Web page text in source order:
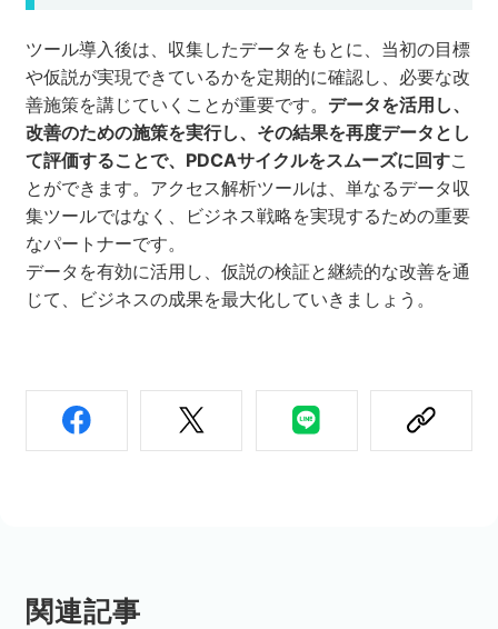
ツール導入後は、収集したデータをもとに、当初の目標
や仮説が実現できているかを定期的に確認し、必要な改
善施策を講じていくことが重要です。 データを活用し、
改善のための施策を実行し、その結果を再度データとし
て評価することで、PDCAサイクルをスムーズに回すこ
とができます。アクセス解析ツールは、単なるデータ収
集ツールではなく、ビジネス戦略を実現するための重要
なパートナーです。
データを有効に活用し、仮説の検証と継続的な改善を通
じて、ビジネスの成果を最大化していきましょう。
関連記事